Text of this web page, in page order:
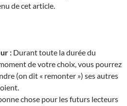
de cet article.
: Durant toute la durée du
de votre choix, vous pourrez
(on dit « remonter ») ses autres
chose pour les futurs lecteurs